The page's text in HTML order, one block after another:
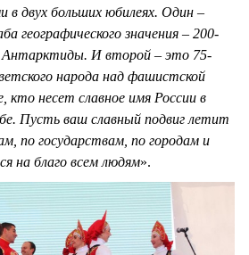
в двух больших юбилеях. Один –
географического значения – 200-
И второй – это 75-
народа над фашистской
кто несет славное имя России в
Пусть ваш славный подвиг летит
по государствам, по городам и
на благо всем людям».